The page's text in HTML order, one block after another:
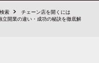
索
チェーン店を開くには
立開業の違い・成功の秘訣を徹底解